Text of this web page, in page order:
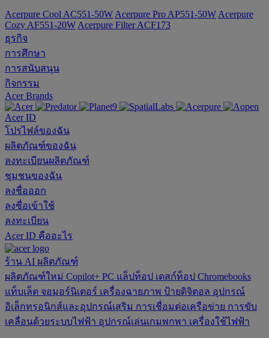
Acerpure Cool AC551-50W Acerpure Pro AP551-50W Acerpure
Cozy AF551-20W Acerpure Filter ACF173
ธุรกิจ
การศึกษา
การสนับสนุน
กิจกรรม
Acer Brands
Acer ID
โปรไฟล์ของฉัน
ผลิตภัณฑ์ของฉัน
ลงทะเบียนผลิตภัณฑ์
ชุมชนของฉัน
ลงชื่อออก
ลงชื่อเข้าใช้
ลงทะเบียน
Acer ID คืออะไร
ร้าน AI ผลิตภัณฑ์
ผลิตภัณฑ์ใหม่ Copilot+ PC แล็ปท็อป เดสก์ท็อป Chromebooks
แท็บเล็ต จอมอร์นิเตอร์ เครื่องฉายภาพ ป้ายดิจิตอล อุปกรณ์
อิเล็กทรอนิกส์และอุปกรณ์เสริม การเชื่อมต่อเครือข่าย การขับ
เคลื่อนด้วยระบบไฟฟ้า อุปกรณ์เล่นเกมพกพา เครื่องใช้ไฟฟ้า